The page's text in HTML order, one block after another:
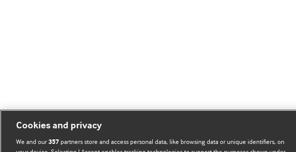
Cookies and privacy
We and our357 partners store and access personal data, like browsing data or unique identifiers, on